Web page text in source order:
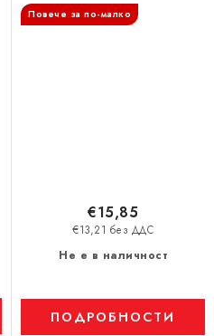
Повече за по-малко
Не е в наличност
€13,21 без ДДС
€15,85
ПОДРОБНОСТИ